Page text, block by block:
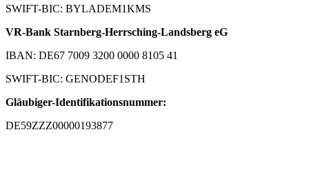
SWIFT-BIC: BYLADEM1KMS
VR-Bank Starnberg-Herrsching-Landsberg eG
IBAN: DE67 7009 3200 0000 8105 41
SWIFT-BIC: GENODEF1STH
Gläubiger-Identifikationsnummer:
DE59ZZZ00000193877